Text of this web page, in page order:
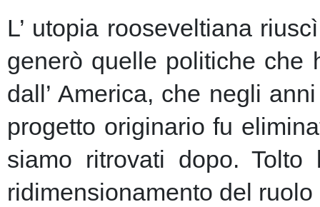
L’ utopia rooseveltiana
generò quelle politiche che
dall’ America, che negli
progetto originario fu
siamo ritrovati dopo.
ridimensionamento del